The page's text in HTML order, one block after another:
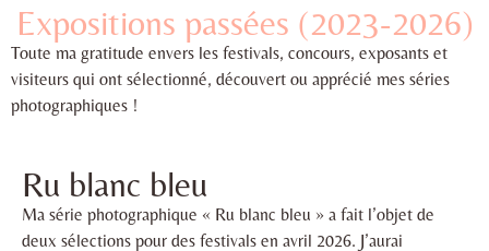
Expositions passées (2023-2026)
Toute ma gratitude envers les festivals, concours, exposants et
visiteurs qui ont sélectionné, découvert ou apprécié mes séries
photographiques !
Ru blanc bleu
Ma série photographique « Ru blanc bleu » a fait l’objet de
deux sélections pour des festivals en avril 2026. J’aurai